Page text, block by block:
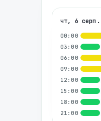
чт, 6 серп.
00:00
03:00
06:00
09:00
12:00
15:00
18:00
21:00